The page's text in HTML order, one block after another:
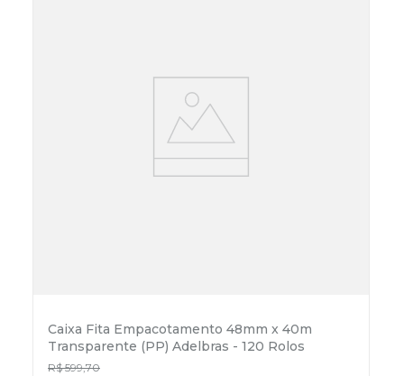
Caixa Fita Empacotamento 48mm x 40m
Transparente (PP) Adelbras - 120 Rolos
R$ 599,70